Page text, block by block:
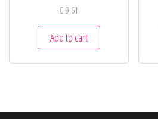
€9,61
Add to cart